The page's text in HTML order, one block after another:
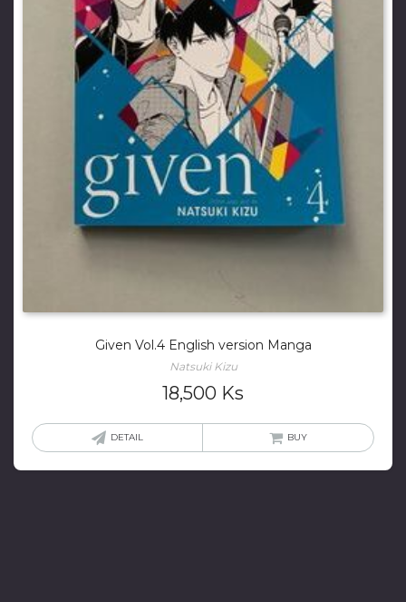
Given Vol.4 English version Manga
Natsuki Kizu
18,500 Ks
DETAIL BUY